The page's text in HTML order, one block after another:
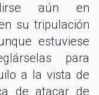
aún en
su tripulación
estuviese
para
a la vista de
de atacar de